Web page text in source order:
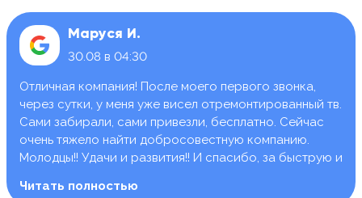
Маруся И.
30.08 в 04:30
Отличная компания! После моего первого звонка,
через сутки, у меня уже висел отремонтированный тв.
Сами забирали, сами привезли, бесплатно. Сейчас
очень тяжело найти добросовестную компанию.
Молодцы!! Удачи и развития!! И спасибо, за быструю и
Читать полностью